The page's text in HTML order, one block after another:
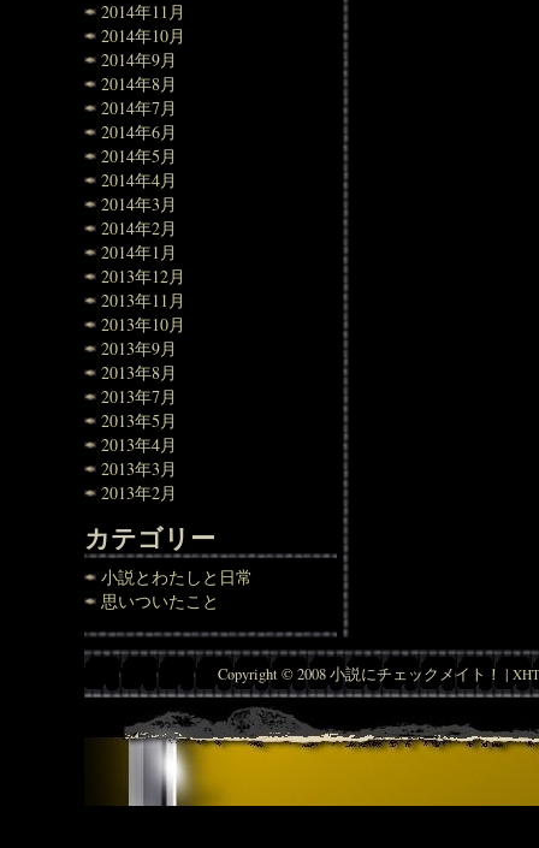
2014年11月
2014年10月
2014年9月
2014年8月
2014年7月
2014年6月
2014年5月
2014年4月
2014年3月
2014年2月
2014年1月
2013年12月
2013年11月
2013年10月
2013年9月
2013年8月
2013年7月
2013年5月
2013年4月
2013年3月
2013年2月
カテゴリー
小説とわたしと日常
思いついたこと
Copyright © 2008 小説にチェックメイト！ |